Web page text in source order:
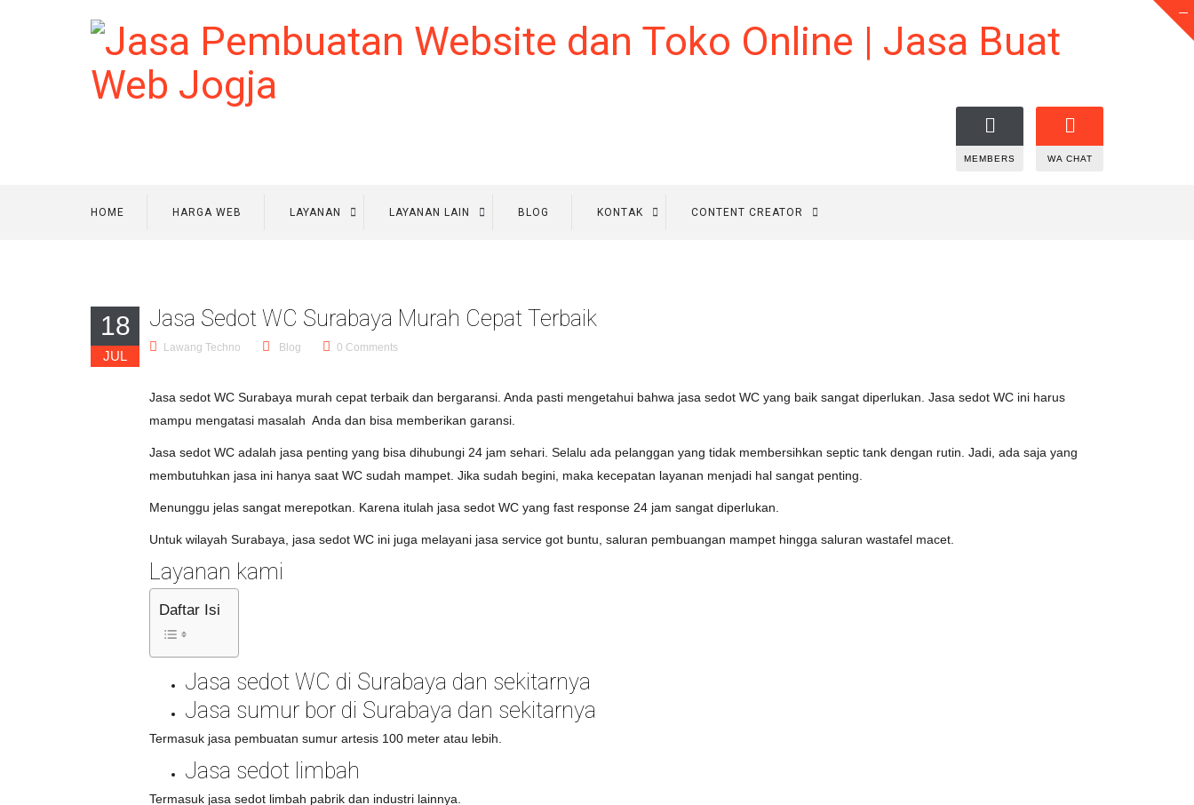
MEMBERS WA CHAT
HOME HARGA WEB LAYANAN LAYANAN LAIN BLOG KONTAK CONTENT CREATOR
18
JUL
Jasa Sedot WC Surabaya Murah Cepat Terbaik
Lawang Techno Blog 0 Comments
Jasa sedot WC Surabaya murah cepat terbaik dan bergaransi. Anda pasti mengetahui bahwa jasa sedot WC yang baik sangat diperlukan. Jasa sedot WC ini harus
mampu mengatasi masalah Anda dan bisa memberikan garansi.
Jasa sedot WC adalah jasa penting yang bisa dihubungi 24 jam sehari. Selalu ada pelanggan yang tidak membersihkan septic tank dengan rutin. Jadi, ada saja yang
membutuhkan jasa ini hanya saat WC sudah mampet. Jika sudah begini, maka kecepatan layanan menjadi hal sangat penting.
Menunggu jelas sangat merepotkan. Karena itulah jasa sedot WC yang fast response 24 jam sangat diperlukan.
Untuk wilayah Surabaya, jasa sedot WC ini juga melayani jasa service got buntu, saluran pembuangan mampet hingga saluran wastafel macet.
Layanan kami
Daftar Isi
Jasa sedot WC di Surabaya dan sekitarnya
Jasa sumur bor di Surabaya dan sekitarnya
Termasuk jasa pembuatan sumur artesis 100 meter atau lebih.
Jasa sedot limbah
Termasuk jasa sedot limbah pabrik dan industri lainnya.